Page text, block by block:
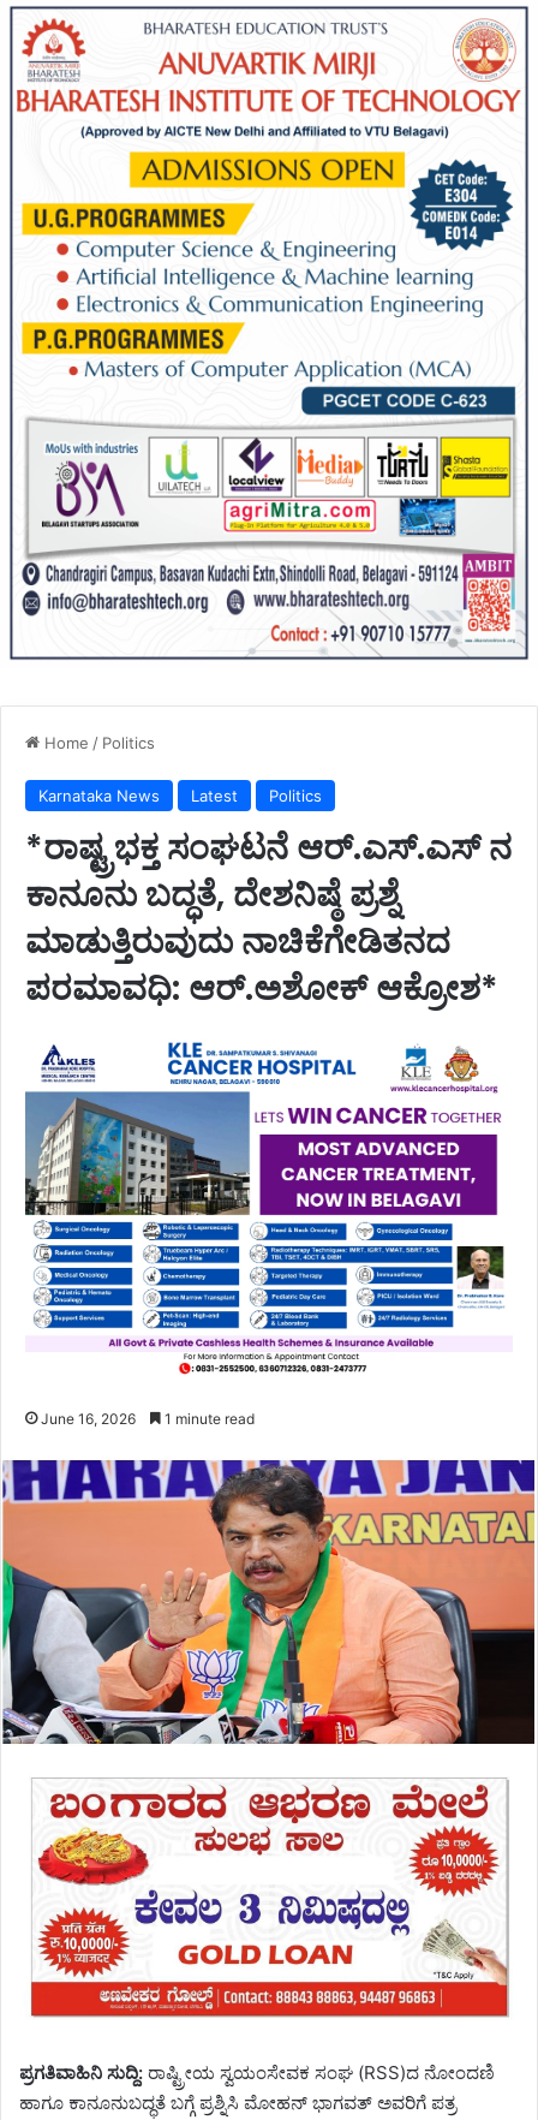
Home / Politics
Karnataka News Latest Politics
*ರಾಷ್ಟ್ರಭಕ್ತ ಸಂಘಟನೆ ಆರ್‌.ಎಸ್.ಎಸ್ ನ
ಕಾನೂನು ಬದ್ಧತೆ, ದೇಶನಿಷ್ಠೆ ಪ್ರಶ್ನೆ
ಮಾಡುತ್ತಿರುವುದು ನಾಚಿಕೆಗೇಡಿತನದ
ಪರಮಾವಧಿ: ಆರ್.ಅಶೋಕ್ ಆಕ್ರೋಶ*
June 16, 2026 1 minute read
ಪ್ರಗತಿವಾಹಿನಿ ಸುದ್ದಿ: ರಾಷ್ಟ್ರೀಯ ಸ್ವಯಂಸೇವಕ ಸಂಘ (RSS)ದ ನೋಂದಣಿ
ಹಾಗೂ ಕಾನೂನುಬದ್ಧತೆ ಬಗ್ಗೆ ಪ್ರಶ್ನಿಸಿ ಮೋಹನ್ ಭಾಗವತ್ ಅವರಿಗೆ ಪತ್ರ